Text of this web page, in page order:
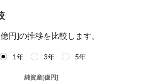
円]の推移を比較します。
1年 3年 5年